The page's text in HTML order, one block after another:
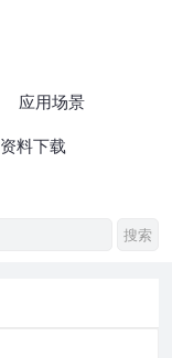
应用场景
资料下载